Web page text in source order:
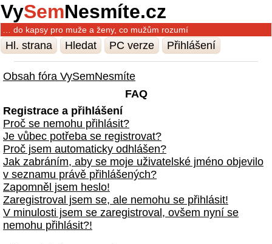
VySemNesmíte.cz
… do kapsy pro muže a ženy, co mužům rozumí
Hl. strana Hledat PC verze Přihlášení
Obsah fóra VySemNesmíte
FAQ
Registrace a přihlášení
Proč se nemohu přihlásit?
Je vůbec potřeba se registrovat?
Proč jsem automaticky odhlášen?
Jak zabráním, aby se moje uživatelské jméno objevilo
v seznamu právě přihlášených?
Zapomněl jsem heslo!
Zaregistroval jsem se, ale nemohu se přihlásit!
V minulosti jsem se zaregistroval, ovšem nyní se
nemohu přihlásit?!